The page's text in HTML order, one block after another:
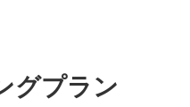
グプラン